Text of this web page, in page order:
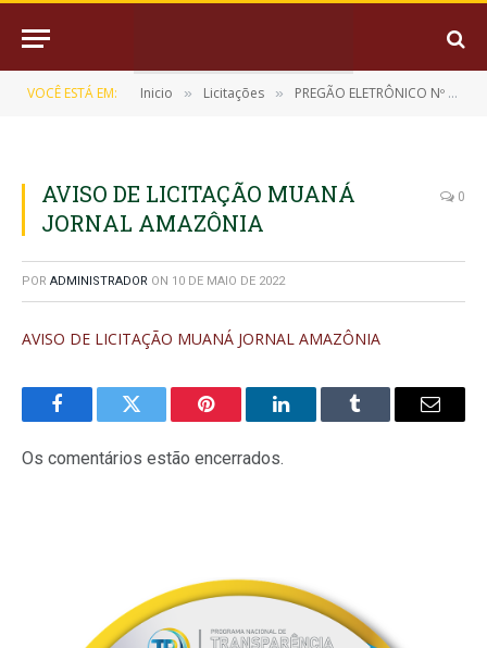
VOCÊ ESTÁ EM: Inicio » Licitações » PREGÃO ELETRÔNICO Nº 014/2022-SRP (CONTRATAÇÃO DE EMPRESA ESPECIALIZADA EM MANUTENÇÃO PREVENTIVA E CORRETIVA, COM REPOSIÇÃO DE PEÇAS DE BOMBAS D’ÁGUA, MOTORES, BOMBEADORES, PAINÉIS, QUADROS DE COMANDO E LIMPEZA E HIGIENIZAÇÃO DE POÇOS)
AVISO DE LICITAÇÃO MUANÁ
JORNAL AMAZÔNIA
0
POR ADMINISTRADOR ON 10 DE MAIO DE 2022
AVISO DE LICITAÇÃO MUANÁ JORNAL AMAZÔNIA
FacebookTwitter Pinterest LinkedInTumblr
E-
Os comentários estão encerrados.